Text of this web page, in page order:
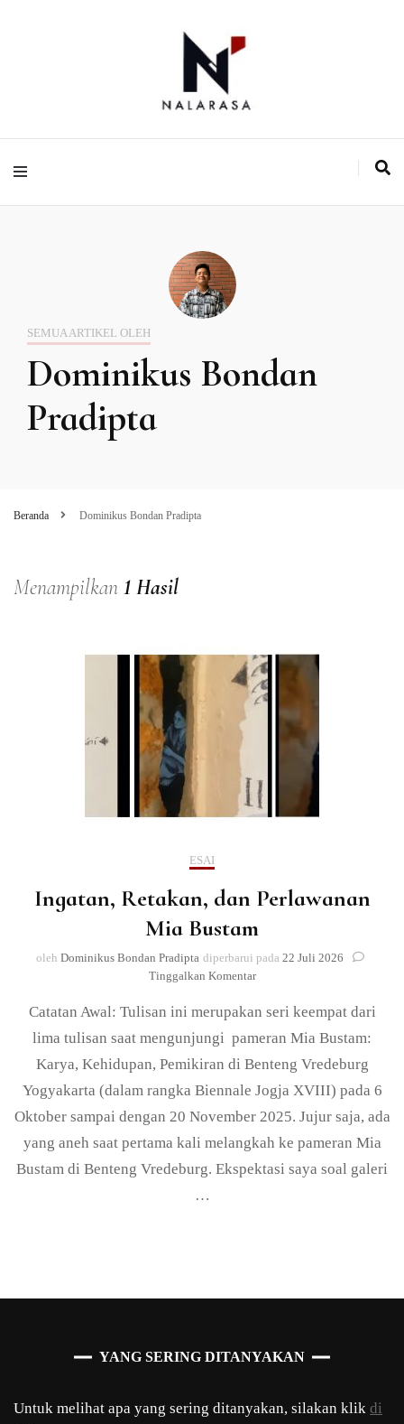
Nalarasa
SEMUA ARTIKEL OLEH
Dominikus Bondan
Pradipta
Beranda Dominikus Bondan Pradipta
Menampilkan 1 Hasil
ESAI
Ingatan, Retakan, dan Perlawanan
Mia Bustam
oleh Dominikus Bondan Pradipta diperbarui pada 22 Juli 2026
Tinggalkan Komentarpada
Retakan,
Perlawanan
Mia
Bustam
Catatan Awal: Tulisan ini merupakan seri keempat dari
lima tulisan saat mengunjungi pameran Mia Bustam:
Karya, Kehidupan, Pemikiran di Benteng Vredeburg
Yogyakarta (dalam rangka Biennale Jogja XVIII) pada 6
Oktober sampai dengan 20 November 2025. Jujur saja, ada
yang aneh saat pertama kali melangkah ke pameran Mia
Bustam di Benteng Vredeburg. Ekspektasi saya soal galeri
…
YANG SERING DITANYAKAN
Untuk melihat apa yang sering ditanyakan, silakan klik di